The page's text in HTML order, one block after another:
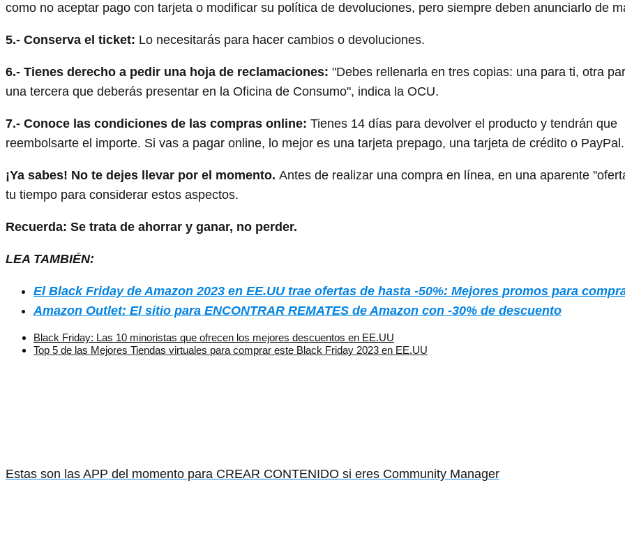
como no aceptar pago con tarjeta o modificar su política de devoluciones, pero siempre deben anunciarlo de
5.- Conserva el ticket: Lo necesitarás para hacer cambios o devoluciones.
6.- Tienes derecho a pedir una hoja de reclamaciones: "Debes rellenarla en tres copias: una para ti, otra
una tercera que deberás presentar en la Oficina de Consumo", indica la OCU.
7.- Conoce las condiciones de las compras online: Tienes 14 días para devolver el producto y tendrán que
reembolsarte el importe. Si vas a pagar online, lo mejor es una tarjeta prepago, una tarjeta de crédito o PayPal.
¡Ya sabes! No te dejes llevar por el momento. Antes de realizar una compra en línea, en una aparente
tu tiempo para considerar estos aspectos.
Recuerda: Se trata de ahorrar y ganar, no perder.
LEA TAMBIÉN:
El Black Friday de Amazon 2023 en EE.UU trae ofertas de hasta -50%: Mejores promos para
Amazon Outlet: El sitio para ENCONTRAR REMATES de Amazon con -30% de descuento
Black Friday: Las 10 minoristas que ofrecen los mejores descuentos en EE.UU
Top 5 de las Mejores Tiendas virtuales para comprar este Black Friday 2023 en EE.UU
Estas son las APP del momento para CREAR CONTENIDO si eres Community Manager